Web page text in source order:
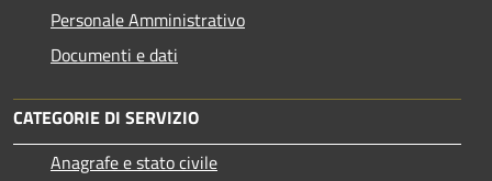
Personale Amministrativo
Documenti e dati
CATEGORIE DI SERVIZIO
Anagrafe e stato civile